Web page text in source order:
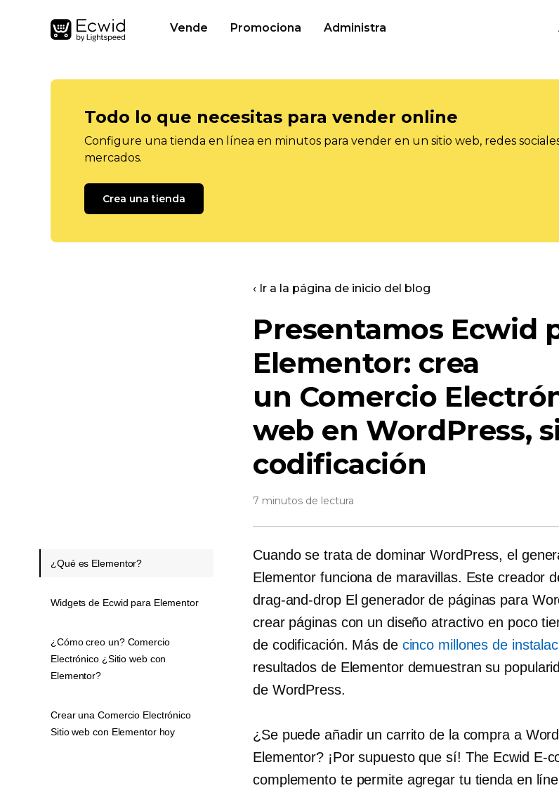
Vende Promociona Administra
Todo lo que necesitas para vender online
Configure una tienda en línea en minutos para vender en un sitio web, redes
mercados.
Crea una tienda
‹ Ir a la página de inicio del blog
Presentamos Ecwid
Elementor: crea
un Comercio
web en WordPress,
codificación
7 minutos de lectura
Cuando se trata de dominar WordPress, el
Elementor funciona de maravillas. Este creador
drag-and-dropEl generador de páginas para
crear páginas con un diseño atractivo en poco
de codificación. Más de cinco millones de
resultados de Elementor demuestran su
de WordPress.
¿Se puede añadir un carrito de la compra a
Elementor? ¡Por supuesto que sí! The Ecwid E-
complemento te permite agregar tu tienda en
¿Qué es Elementor?
Widgets de Ecwid para Elementor
¿Cómo creo un? Comercio
Electrónico ¿Sitio web con
Elementor?
Crear una Comercio Electrónico
Sitio web con Elementor hoy